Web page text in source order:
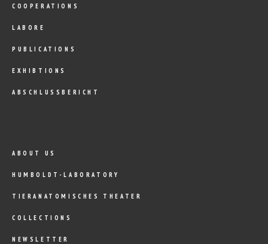
COOPERATIONS
LABORE
PUBLICATIONS
EXHIBTIONS
ABSCHLUSSBERICHT
ABOUT US
HUMBOLDT-LABORATORY
TIERANATOMISCHES THEATER
COLLECTIONS
NEWSLETTER